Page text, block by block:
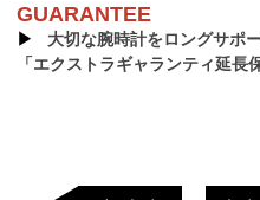
GUARANTEE
▶︎ 大切な腕時計をロングサポ
「エクストラギャランティ延長